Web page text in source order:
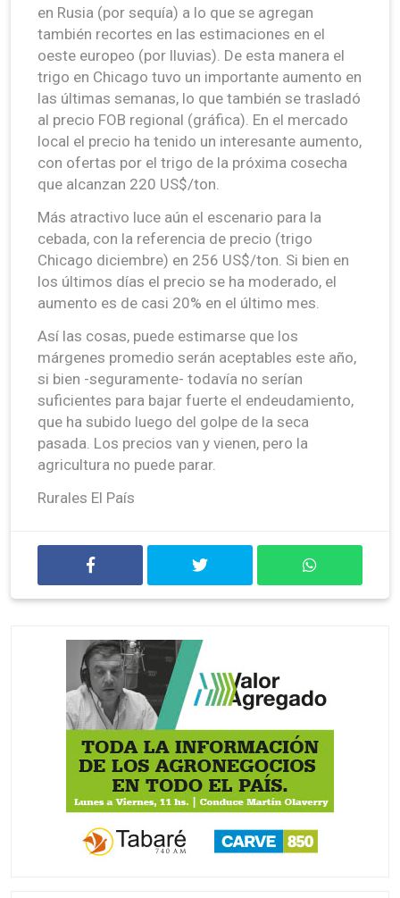
en Rusia (por sequía) a lo que se agregan
también recortes en las estimaciones en el
oeste europeo (por lluvias). De esta manera el
trigo en Chicago tuvo un importante aumento en
las últimas semanas, lo que también se trasladó
al precio FOB regional (gráfica). En el mercado
local el precio ha tenido un interesante aumento,
con ofertas por el trigo de la próxima cosecha
que alcanzan 220 US$/ton.
Más atractivo luce aún el escenario para la
cebada, con la referencia de precio (trigo
Chicago diciembre) en 256 US$/ton. Si bien en
los últimos días el precio se ha moderado, el
aumento es de casi 20% en el último mes.
Así las cosas, puede estimarse que los
márgenes promedio serán aceptables este año,
si bien -seguramente- todavía no serían
suficientes para bajar fuerte el endeudamiento,
que ha subido luego del golpe de la seca
pasada. Los precios van y vienen, pero la
agricultura no puede parar.
Rurales El País